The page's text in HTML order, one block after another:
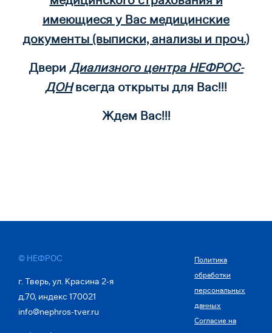
имеющиеся у Вас медицинские
документы (выписки, анализы и проч.)
Двери Диализного центра НЕФРОС-
ДОНвсегда открыты для Вас!!!
Ждем Вас!!!
© НЕФРОС
г. Тверь, ул. Красина 2-я
д.70, индекс 170021
info@nephros-tver.ru
Политика
обработки
персональных
данных
Согласие на